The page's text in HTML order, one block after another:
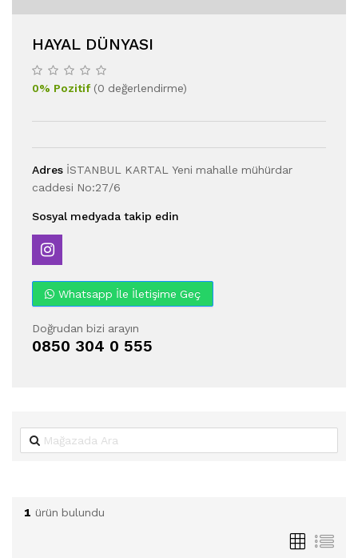
HAYAL DÜNYASI
0% Pozitif(0 değerlendirme)
Adres İSTANBUL KARTAL Yeni mahalle mühürdar
caddesi No:27/6
Sosyal medyada takip edin
Whatsapp İle İletişime Geç
Doğrudan bizi arayın
0850 304 0 555
1 ürün bulundu